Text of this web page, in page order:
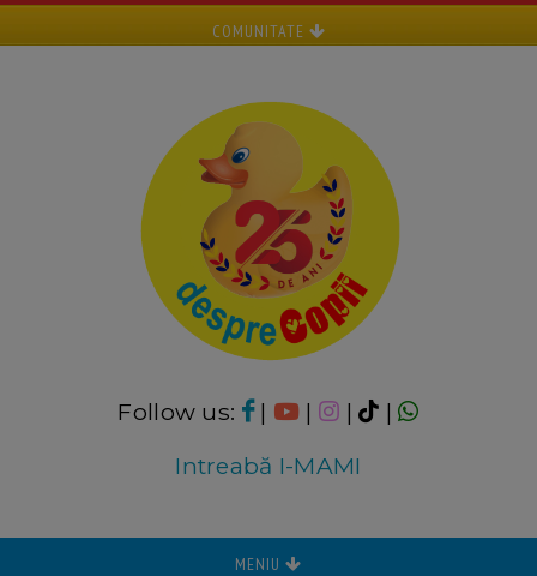
COMUNITATE
Follow us: | | |
|
Intreabă I-MAMI
MENIU